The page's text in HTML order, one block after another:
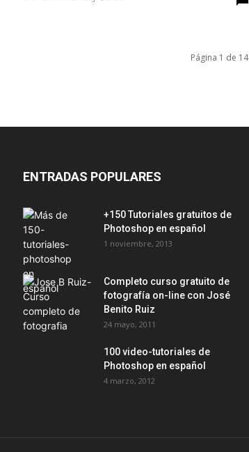
Página 1 de 14
ENTRADAS POPULARES
+150 Tutoriales gratuitos de
Photoshop en español
1 noviembre, 2013
Completo curso gratuito de
fotografía on-line con José
Benito Ruiz
24 mayo, 2011
100 video-tutoriales de
Photoshop en español
4 marzo, 2012